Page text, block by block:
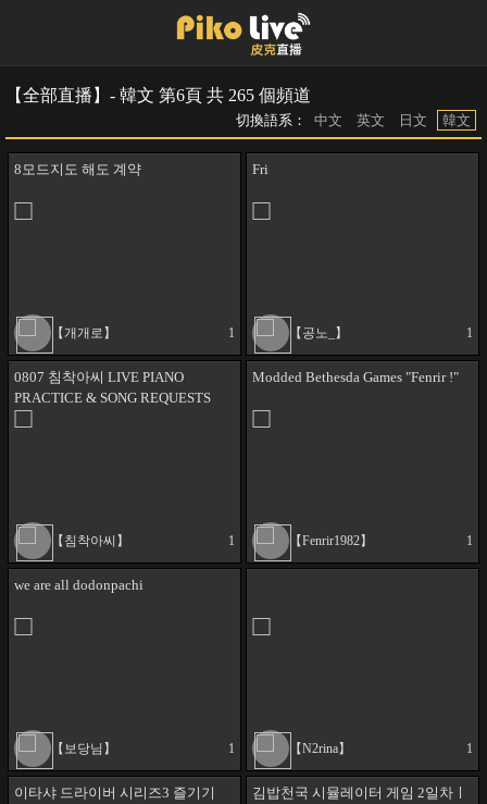
【全部直播】- 韓文 第6頁 共 265 個頻道
切換語系： 中文 英文 日文 韓文
8모드지도 해도 계약
【개개로】 1
Fri
【공노_】 1
0807 침착아씨 LIVE PIANO
PRACTICE & SONG REQUESTS
【침착아씨】 1
Modded Bethesda Games "Fenrir !"
【Fenrir1982】 1
we are all dodonpachi
【보당님】 1 【N2rina】 1
이타샤 드라이버 시리즈3 즐기기
김밥천국 시뮬레이터 게임 2일차ㅣ